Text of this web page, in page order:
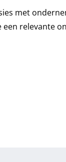
met
relevante